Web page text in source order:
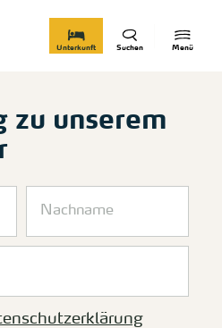
Menü
Suchen
Unterkunft
zu unserem